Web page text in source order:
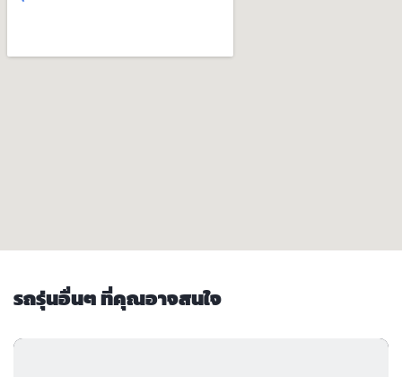
รถรุ่นอื่นๆ ที่คุณอาจสนใจ